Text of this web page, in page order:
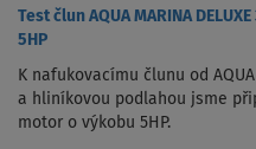
Test člun AQUA MARINA
5HP
K nafukovacímu člunu od
a hliníkovou podlahou jsme
motor o výkobu 5HP.